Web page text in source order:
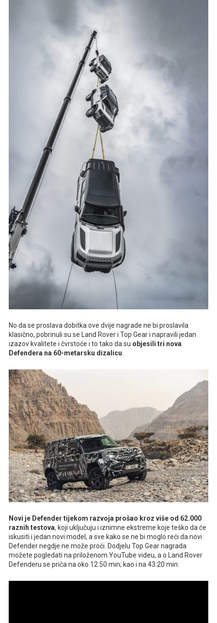
No da se proslava dobitka ove dvije nagrade ne bi proslavila
klasično, pobrinuli su se Land Rover i Top Gear i napravili jedan
izazov kvalitete i čvrstoće i to tako da su objesili tri nova
Defendera na 60-metarsku dizalicu
Novi je Defender tijekom razvoja prošao kroz više od 62.000
raznih testova, koji uključuju i iznimne ekstreme koje teško da će
iskusiti i jedan novi model, a sve kako se ne bi moglo reći da novi
Defender negdje ne može proći. Dodjelu Top Gear nagrada
možete pogledati na priloženom YouTube videu, a o Land Rover
Defenderu se priča na oko 12:50 min; kao i na 43:20 min: